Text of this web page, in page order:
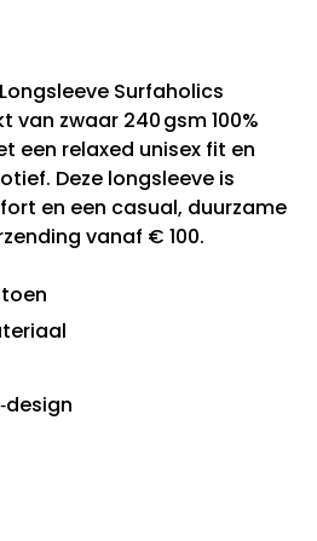
Surfaholics
zwaar 240 gsm 100%
een relaxed unisex fit en
Deze longsleeve is
en een casual, duurzame
vanaf € 100.